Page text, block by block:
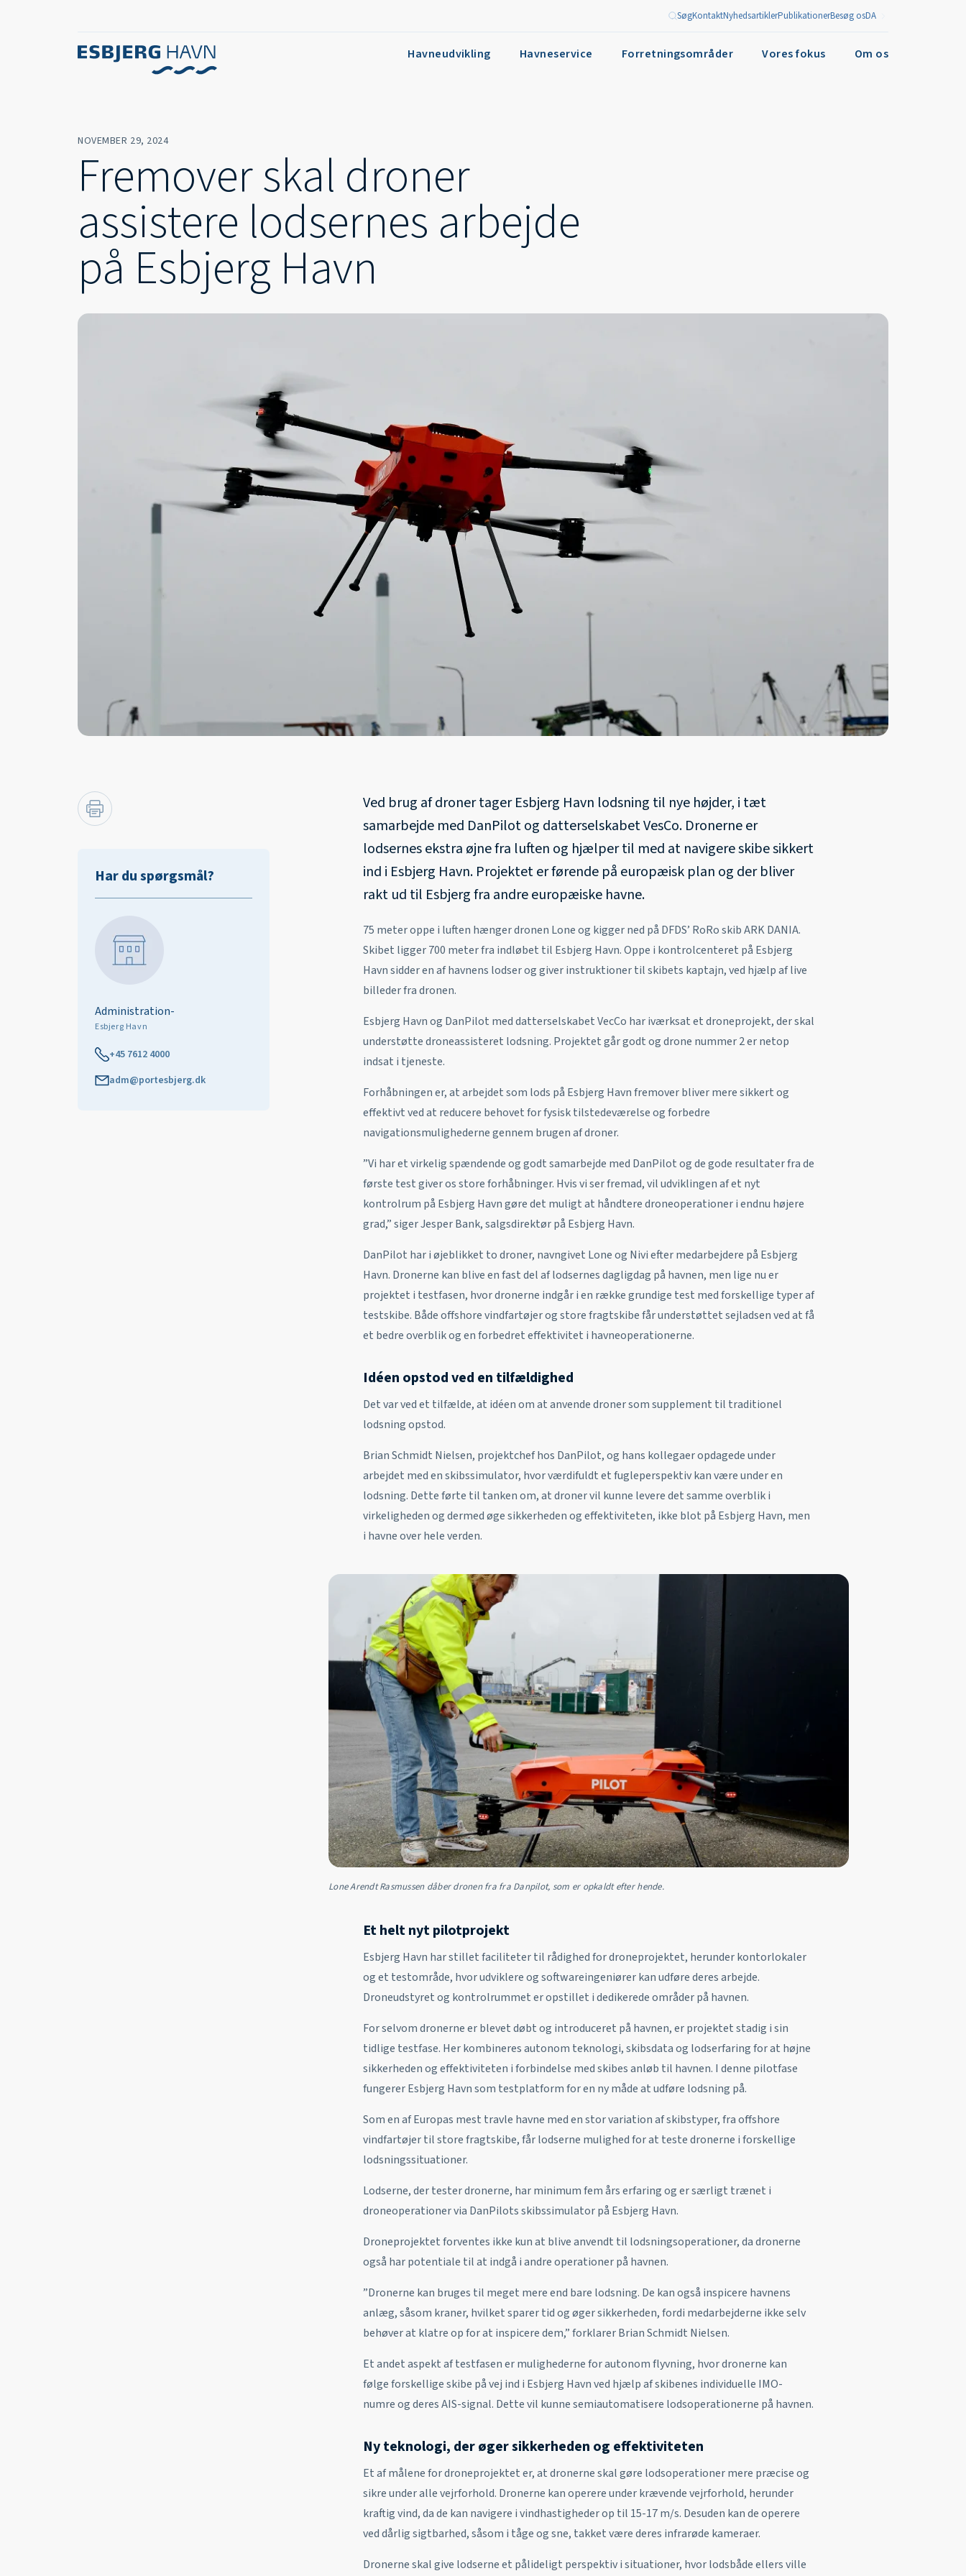
SøgKontaktNyhedsartiklerPublikationerBesøg osDA
Havneudvikling Havneservice Forretningsområder Vores fokus Om os
NOVEMBER 29, 2024
Fremover skal droner
assistere lodsernes arbejde
på Esbjerg Havn
Har du spørgsmål?
Administration-
Esbjerg Havn
+45 7612 4000
adm@portesbjerg.dk
Ved brug af droner tager Esbjerg Havn lodsning til nye højder, i tæt
samarbejde med DanPilot og datterselskabet VesCo. Dronerne er
lodsernes ekstra øjne fra luften og hjælper til med at navigere skibe sikkert
ind i Esbjerg Havn. Projektet er førende på europæisk plan og der bliver
rakt ud til Esbjerg fra andre europæiske havne.
75 meter oppe i luften hænger dronen Lone og kigger ned på DFDS’ RoRo skib ARK DANIA.
Skibet ligger 700 meter fra indløbet til Esbjerg Havn. Oppe i kontrolcenteret på Esbjerg
Havn sidder en af havnens lodser og giver instruktioner til skibets kaptajn, ved hjælp af live
billeder fra dronen.
Esbjerg Havn og DanPilot med datterselskabet VecCo har iværksat et droneprojekt, der skal
understøtte droneassisteret lodsning. Projektet går godt og drone nummer 2 er netop
indsat i tjeneste.
Forhåbningen er, at arbejdet som lods på Esbjerg Havn fremover bliver mere sikkert og
effektivt ved at reducere behovet for fysisk tilstedeværelse og forbedre
navigationsmulighederne gennem brugen af droner.
”Vi har et virkelig spændende og godt samarbejde med DanPilot og de gode resultater fra de
første test giver os store forhåbninger. Hvis vi ser fremad, vil udviklingen af et nyt
kontrolrum på Esbjerg Havn gøre det muligt at håndtere droneoperationer i endnu højere
grad,” siger Jesper Bank, salgsdirektør på Esbjerg Havn.
DanPilot har i øjeblikket to droner, navngivet Lone og Nivi efter medarbejdere på Esbjerg
Havn. Dronerne kan blive en fast del af lodsernes dagligdag på havnen, men lige nu er
projektet i testfasen, hvor dronerne indgår i en række grundige test med forskellige typer af
testskibe. Både offshore vindfartøjer og store fragtskibe får understøttet sejladsen ved at få
et bedre overblik og en forbedret effektivitet i havneoperationerne.
Idéen opstod ved en tilfældighed
Det var ved et tilfælde, at idéen om at anvende droner som supplement til traditionel
lodsning opstod.
Brian Schmidt Nielsen, projektchef hos DanPilot, og hans kollegaer opdagede under
arbejdet med en skibssimulator, hvor værdifuldt et fugleperspektiv kan være under en
lodsning. Dette førte til tanken om, at droner vil kunne levere det samme overblik i
virkeligheden og dermed øge sikkerheden og effektiviteten, ikke blot på Esbjerg Havn, men
i havne over hele verden.
Lone Arendt Rasmussen dåber dronen fra fra Danpilot, som er opkaldt efter hende.
Et helt nyt pilotprojekt
Esbjerg Havn har stillet faciliteter til rådighed for droneprojektet, herunder kontorlokaler
og et testområde, hvor udviklere og softwareingeniører kan udføre deres arbejde.
Droneudstyret og kontrolrummet er opstillet i dedikerede områder på havnen.
For selvom dronerne er blevet døbt og introduceret på havnen, er projektet stadig i sin
tidlige testfase. Her kombineres autonom teknologi, skibsdata og lodserfaring for at højne
sikkerheden og effektiviteten i forbindelse med skibes anløb til havnen. I denne pilotfase
fungerer Esbjerg Havn som testplatform for en ny måde at udføre lodsning på.
Som en af Europas mest travle havne med en stor variation af skibstyper, fra offshore
vindfartøjer til store fragtskibe, får lodserne mulighed for at teste dronerne i forskellige
lodsningssituationer.
Lodserne, der tester dronerne, har minimum fem års erfaring og er særligt trænet i
droneoperationer via DanPilots skibssimulator på Esbjerg Havn.
Droneprojektet forventes ikke kun at blive anvendt til lodsningsoperationer, da dronerne
også har potentiale til at indgå i andre operationer på havnen.
”Dronerne kan bruges til meget mere end bare lodsning. De kan også inspicere havnens
anlæg, såsom kraner, hvilket sparer tid og øger sikkerheden, fordi medarbejderne ikke selv
behøver at klatre op for at inspicere dem,” forklarer Brian Schmidt Nielsen.
Et andet aspekt af testfasen er mulighederne for autonom flyvning, hvor dronerne kan
følge forskellige skibe på vej ind i Esbjerg Havn ved hjælp af skibenes individuelle IMO-
numre og deres AIS-signal. Dette vil kunne semiautomatisere lodsoperationerne på havnen.
Ny teknologi, der øger sikkerheden og effektiviteten
Et af målene for droneprojektet er, at dronerne skal gøre lodsoperationer mere præcise og
sikre under alle vejrforhold. Dronerne kan operere under krævende vejrforhold, herunder
kraftig vind, da de kan navigere i vindhastigheder op til 15-17 m/s. Desuden kan de operere
ved dårlig sigtbarhed, såsom i tåge og sne, takket være deres infrarøde kameraer.
Dronerne skal give lodserne et pålideligt perspektiv i situationer, hvor lodsbåde ellers ville